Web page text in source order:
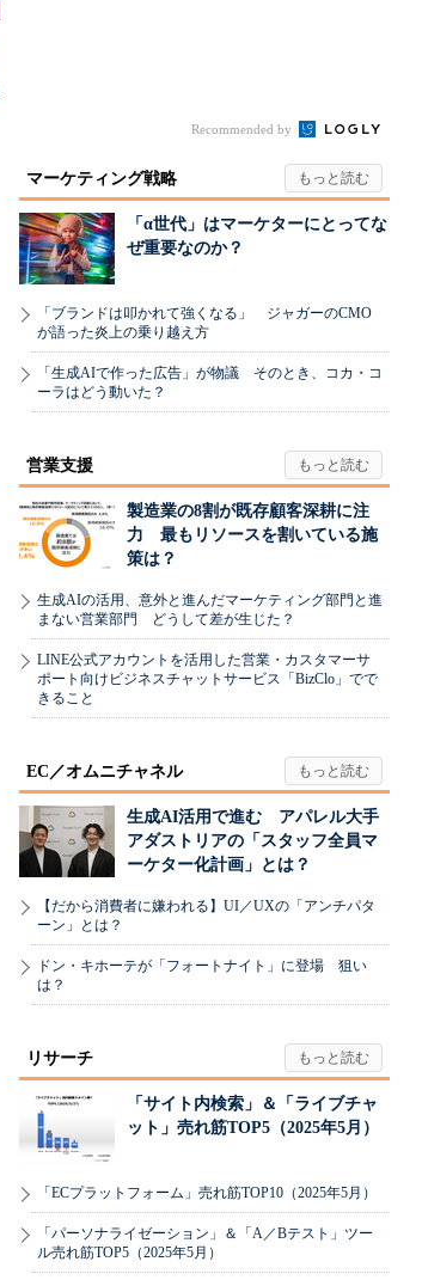
Recommended by
マーケティング戦略
「α世代」はマーケターにとってな
ぜ重要なのか？
「ブランドは叩かれて強くなる」 ジャガーのCMO
が語った炎上の乗り越え方
「生成AIで作った広告」が物議 そのとき、コカ・コ
ーラはどう動いた？
営業支援
製造業の8割が既存顧客深耕に注
力 最もリソースを割いている施
策は？
生成AIの活用、意外と進んだマーケティング部門と進
まない営業部門 どうして差が生じた？
LINE公式アカウントを活用した営業・カスタマーサ
ポート向けビジネスチャットサービス「BizClo」でで
きること
EC／オムニチャネル
生成AI活用で進む アパレル大手
アダストリアの「スタッフ全員マ
ーケター化計画」とは？
【だから消費者に嫌われる】UI／UXの「アンチパタ
ーン」とは？
ドン・キホーテが「フォートナイト」に登場 狙い
は？
リサーチ
「サイト内検索」＆「ライブチャ
ット」売れ筋TOP5（2025年5月）
「ECプラットフォーム」売れ筋TOP10（2025年5月）
「パーソナライゼーション」＆「A／Bテスト」ツー
ル売れ筋TOP5（2025年5月）